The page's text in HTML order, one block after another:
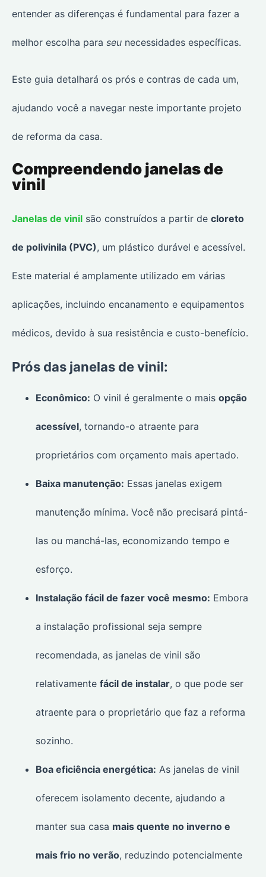
entender as diferenças é fundamental para fazer a
melhor escolha para seu necessidades específicas.
Este guia detalhará os prós e contras de cada um,
ajudando você a navegar neste importante projeto
de reforma da casa.
Compreendendo janelas de
vinil
Janelas de vinil são construídos a partir de cloreto
de polivinila (PVC), um plástico durável e acessível.
Este material é amplamente utilizado em várias
aplicações, incluindo encanamento e equipamentos
médicos, devido à sua resistência e custo-benefício.
Prós das janelas de vinil:
Econômico: O vinil é geralmente o mais opção
acessível, tornando-o atraente para
proprietários com orçamento mais apertado.
Baixa manutenção: Essas janelas exigem
manutenção mínima. Você não precisará pintá-
las ou manchá-las, economizando tempo e
esforço.
Instalação fácil de fazer você mesmo: Embora
a instalação profissional seja sempre
recomendada, as janelas de vinil são
relativamente fácil de instalar, o que pode ser
atraente para o proprietário que faz a reforma
sozinho.
Boa eficiência energética: As janelas de vinil
oferecem isolamento decente, ajudando a
manter sua casa mais quente no inverno e
mais frio no verão, reduzindo potencialmente